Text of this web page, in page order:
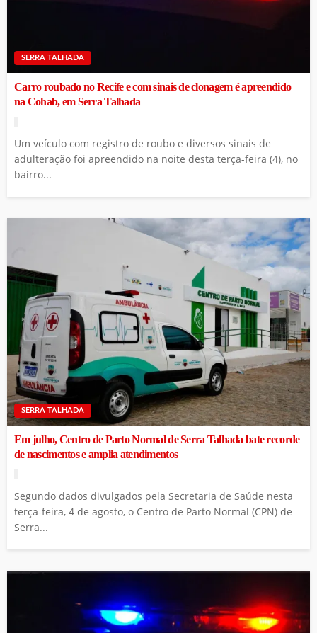
SERRA TALHADA
Carro roubado no Recife e com sinais de clonagem é apreendido
na Cohab, em Serra Talhada
Um veículo com registro de roubo e diversos sinais de
adulteração foi apreendido na noite desta terça-feira (4), no
bairro...
SERRA TALHADA
Em julho, Centro de Parto Normal de Serra Talhada bate recorde
de nascimentos e amplia atendimentos
Segundo dados divulgados pela Secretaria de Saúde nesta
terça-feira, 4 de agosto, o Centro de Parto Normal (CPN) de
Serra...